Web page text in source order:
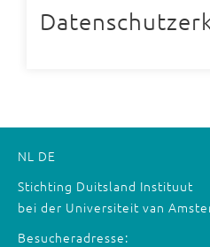
NL DE
Stichting Duitsland Instituut
bei der Universiteit van
Besucheradresse: